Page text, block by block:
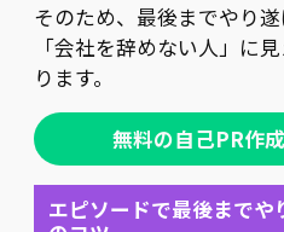
そのため、最後までやり
「会社を辞めない人」に
ります。
無料の自己PR作
エピソードで最後まで